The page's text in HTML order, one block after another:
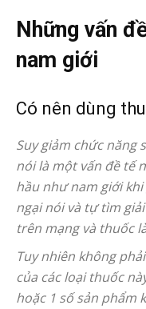
Những vấn
nam giới
Có nên dùng
Suy giảm chức năng
nói là một vấn đề tế
hầu như nam giới
ngại nói và tự tìm
trên mạng và thuốc
Tuy nhiên không
của các loại thuốc
hoặc 1 số sản phẩm